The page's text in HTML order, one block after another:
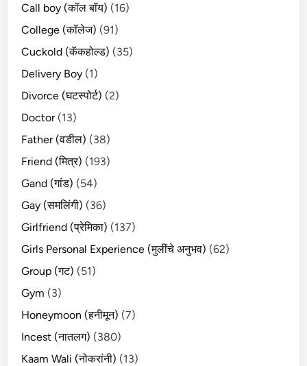
Call boy (कॉल बॉय) (16)
College (कॉलेज) (91)
Cuckold (कॅकहोल्ड) (35)
Delivery Boy (1)
Divorce (घटस्पोर्ट) (2)
Doctor(13)
Father (वडील) (38)
Friend (मित्र) (193)
Gand (गांड) (54)
Gay (समलिंगी) (36)
Girlfriend (प्रेमिका) (137)
Girls Personal Experience (मुलींचे अनुभव) (62)
Group (गट) (51)
Gym (3)
Honeymoon (हनीमून) (7)
Incest (नातलग) (380)
Kaam Wali (नोकरांनी) (13)